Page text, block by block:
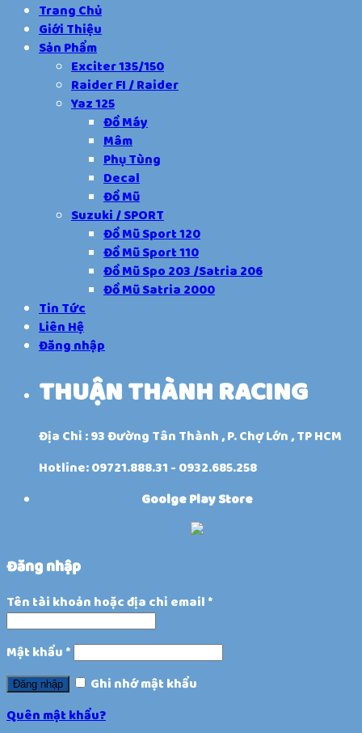
Trang Chủ
Giới Thiệu
Sản Phẩm
Exciter 135/150
Raider FI / Raider
Yaz 125
Đồ Máy
Mâm
Phụ Tùng
Decal
Đồ Mũ
Suzuki / SPORT
Đồ Mũ Sport 120
Đồ Mũ Sport 110
Đồ Mũ Spo 203 /Satria 206
Đồ Mũ Satria 2000
Tin Tức
Liên Hệ
Đăng nhập
THUẬN THÀNH RACING
Địa Chỉ : 93 Đường Tân Thành , P. Chợ Lớn , TP HCM
Hotline: 09721.888.31 - 0932.685.258
Goolge Play Store
Đăng nhập
Tên tài khoản hoặc địa chỉ email *
Mật khẩu *
Đăng nhập
Ghi nhớ mật khẩu
Quên mật khẩu?